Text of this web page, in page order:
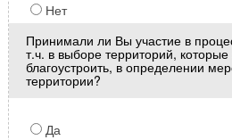
Нет
Принимали ли Вы участие в
т.ч. в выборе территорий, которые
благоустроить, в определении
территории?
Да